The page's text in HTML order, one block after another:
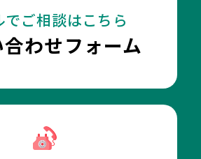
でご相談はこちら
わせフォーム